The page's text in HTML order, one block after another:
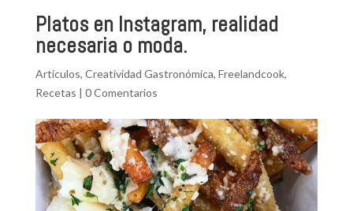
Platos en Instagram, realidad
necesaria o moda.
Artículos, Creatividad Gastronómica, Freelandcook,
Recetas | 0 Comentarios